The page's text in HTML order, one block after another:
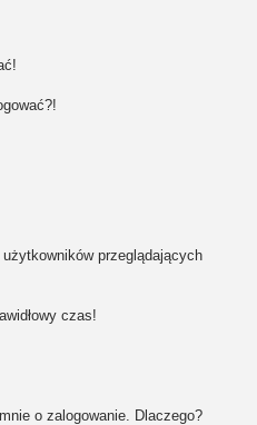
przeglądających
czas!
o zalogowanie. Dlaczego?